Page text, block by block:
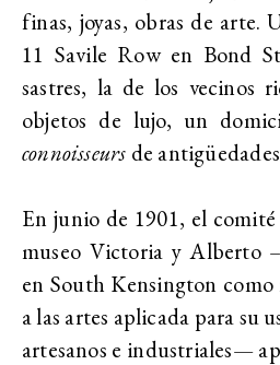
finas, joyas, obras de arte.
11 Savile Row en Bond
sastres, la de los vecinos
objetos de lujo, un
connoisseurs de
En junio de 1901, el
museo Victoria y Alberto
en South Kensington
a las artes aplicada para su
artesanos e industriales—